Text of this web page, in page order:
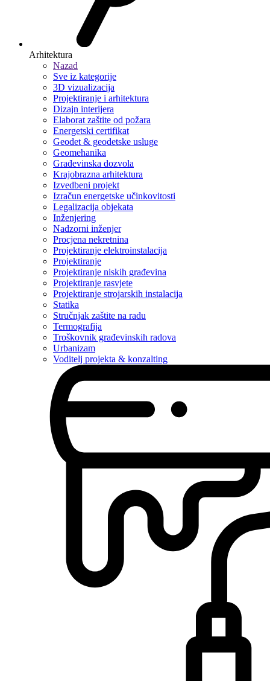
Arhitektura
Nazad
Sve iz kategorije
3D vizualizacija
Projektiranje i arhitektura
Dizajn interijera
Elaborat zaštite od požara
Energetski certifikat
Geodet & geodetske usluge
Geomehanika
Građevinska dozvola
Krajobrazna arhitektura
Izvedbeni projekt
Izračun energetske učinkovitosti
Legalizacija objekata
Inženjering
Nadzorni inženjer
Procjena nekretnina
Projektiranje elektroinstalacija
Projektiranje
Projektiranje niskih građevina
Projektiranje rasvjete
Projektiranje strojarskih instalacija
Statika
Stručnjak zaštite na radu
Termografija
Troškovnik građevinskih radova
Urbanizam
Voditelj projekta & konzalting